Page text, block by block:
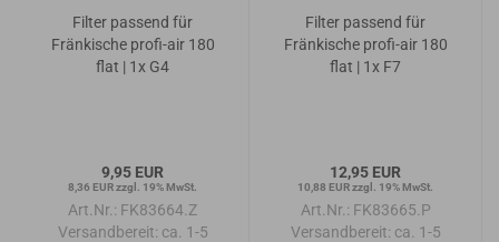
Filter passend für
Fränkische profi-air 180
flat | 1x G4
9,95 EUR
8,36 EUR zzgl. 19% MwSt.
Art.Nr.: FK83664.Z
Versandbereit: ca. 1-5
Filter passend für
Fränkische profi-air 180
flat | 1x F7
12,95 EUR
10,88 EUR zzgl. 19% MwSt.
Art.Nr.: FK83665.P
Versandbereit: ca. 1-5